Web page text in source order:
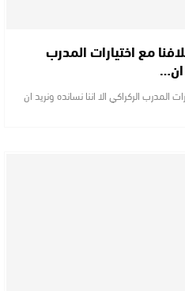
مع اختيارات المدرب
ان…
المدرب الركراكي الا اننا نسانده ونريد ان